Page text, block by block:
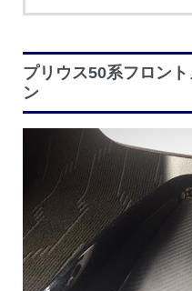
プリウス50系フロン
ン